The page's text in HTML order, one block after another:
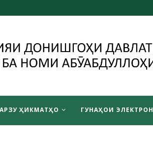
ҲИКМАТҲО ГУНАҲОИ ЭЛЕКТРОНӢ